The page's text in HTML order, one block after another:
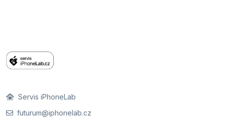
Servis iPhoneLab
futurum@iphonelab.cz